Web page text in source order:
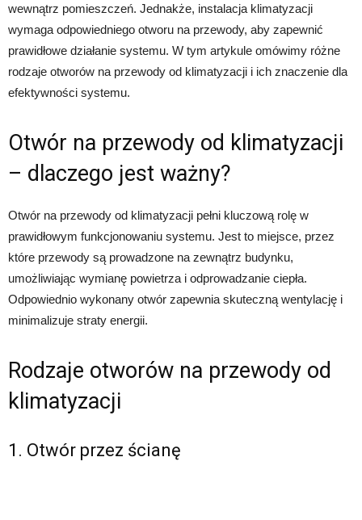
wewnątrz pomieszczeń. Jednakże, instalacja klimatyzacji
wymaga odpowiedniego otworu na przewody, aby zapewnić
prawidłowe działanie systemu. W tym artykule omówimy różne
rodzaje otworów na przewody od klimatyzacji i ich znaczenie dla
efektywności systemu.
Otwór na przewody od klimatyzacji
– dlaczego jest ważny?
Otwór na przewody od klimatyzacji pełni kluczową rolę w
prawidłowym funkcjonowaniu systemu. Jest to miejsce, przez
które przewody są prowadzone na zewnątrz budynku,
umożliwiając wymianę powietrza i odprowadzanie ciepła.
Odpowiednio wykonany otwór zapewnia skuteczną wentylację i
minimalizuje straty energii.
Rodzaje otworów na przewody od
klimatyzacji
1. Otwór przez ścianę